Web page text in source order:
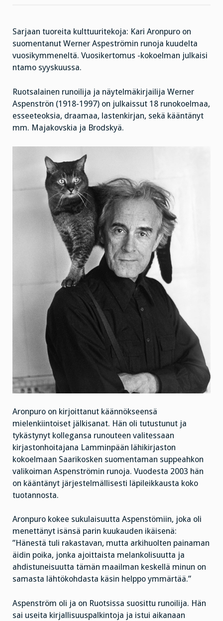
Sarjaan tuoreita kulttuuritekoja: Kari Aronpuro on
suomentanut Werner Aspeströmin runoja kuudelta
vuosikymmeneltä. Vuosikertomus -kokoelman julkaisi
ntamo syyskuussa.
Ruotsalainen runoilija ja näytelmäkirjailija Werner
Aspenströn (1918-1997) on julkaissut 18 runokoelmaa,
esseeteoksia, draamaa, lastenkirjan, sekä kääntänyt
mm. Majakovskia ja Brodskyä.
Aronpuro on kirjoittanut käännökseensä
mielenkiintoiset jälkisanat. Hän oli tutustunut ja
tykästynyt kollegansa runouteen valitessaan
kirjastonhoitajana Lamminpään lähikirjaston
kokoelmaan Saarikosken suomentaman suppeahkon
valikoiman Aspenströmin runoja. Vuodesta 2003 hän
on kääntänyt järjestelmällisesti läpileikkausta koko
tuotannosta.
Aronpuro kokee sukulaisuutta Aspenstömiin, joka oli
menettänyt isänsä parin kuukauden ikäisenä:
”Hänestä tuli rakastavan, mutta arkihuolten painaman
äidin poika, jonka ajoittaista melankolisuutta ja
ahdistuneisuutta tämän maailman keskellä minun on
samasta lähtökohdasta käsin helppo ymmärtää.”
Aspenström oli ja on Ruotsissa suosittu runoilija. Hän
sai useita kirjallisuuspalkintoja ja istui aikanaan